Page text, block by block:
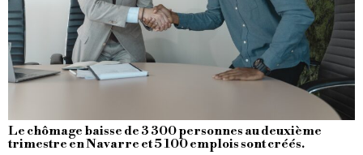
Le chômage baisse de 3 300 personnes au deuxième
trimestre en Navarre et 5 100 emplois sont créés.